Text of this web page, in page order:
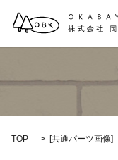
TOP [共通パーツ画像]